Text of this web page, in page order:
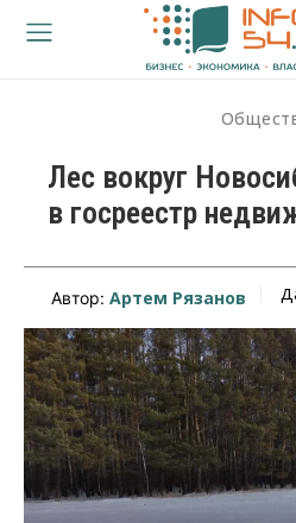
Лес вокруг
в госреестр
Автор: Артем Рязанов